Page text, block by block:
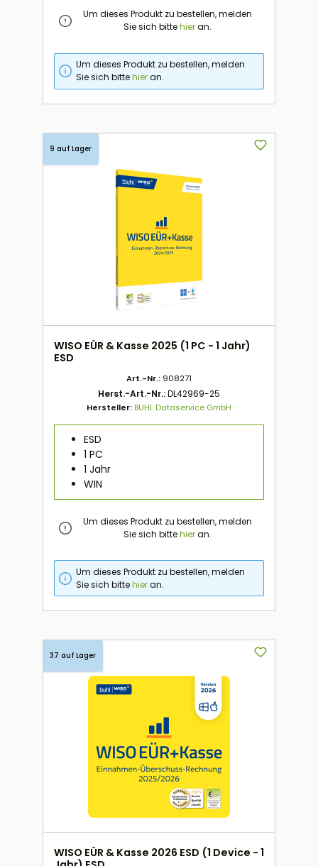
Um dieses Produkt zu bestellen, melden
Sie sich bittehieran.
Um dieses Produkt zu bestellen, melden
Sie sich bittehieran.
9 auf Lager
WISO EÜR & Kasse 2025 (1 PC - 1 Jahr)
ESD
Art.-Nr.: 908271
Herst.-Art.-Nr.:DL42969-25
Hersteller:BUHL Dataservice GmbH
ESD
1 PC
1 Jahr
WIN
Um dieses Produkt zu bestellen, melden
Sie sich bittehieran.
Um dieses Produkt zu bestellen, melden
Sie sich bittehieran.
37 auf Lager
WISO EÜR & Kasse 2026 ESD (1 Device - 1